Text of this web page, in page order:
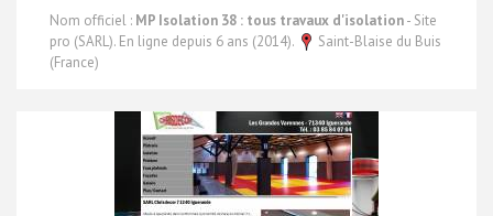
Nom officiel : MP Isolation 38 : tous travaux d'isolation- Site
pro (SARL). En ligne depuis 6 ans (2014).
Saint-Blaise du Buis
(France)